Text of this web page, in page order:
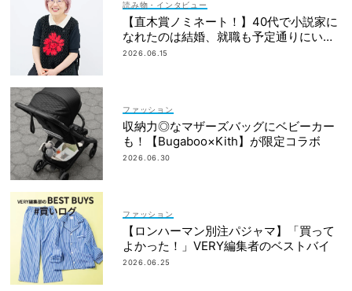
読み物・インタビュー
【直木賞ノミネート！】40代で小説家に
なれたのは結婚、就職も予定通りにいか
なかったから｜朝倉かすみさん
2026.06.15
ファッション
収納力◎なマザーズバッグにベビーカー
も！【Bugaboo×Kith】が限定コラボ
2026.06.30
ファッション
【ロンハーマン別注パジャマ】「買って
よかった！」VERY編集者のベストバイ
2026.06.25